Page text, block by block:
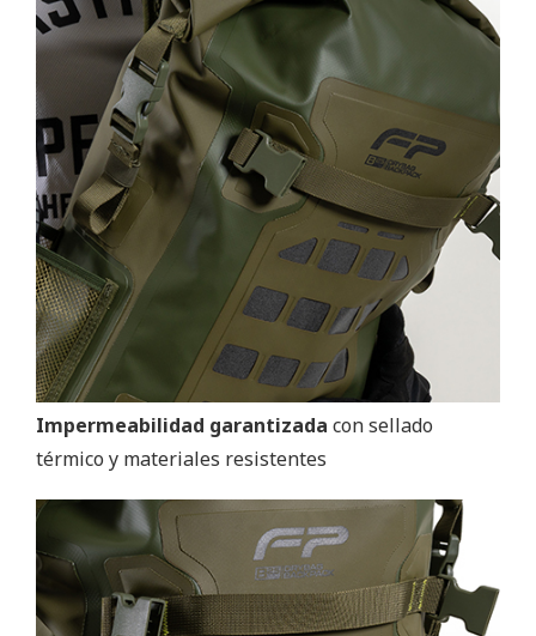
Impermeabilidad garantizada con sellado
térmico y materiales resistentes